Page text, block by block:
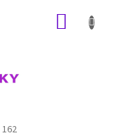
162